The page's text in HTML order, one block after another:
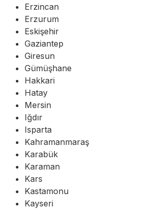
Erzincan
Erzurum
Eskişehir
Gaziantep
Giresun
Gümüşhane
Hakkari
Hatay
Mersin
Iğdır
Isparta
Kahramanmaraş
Karabük
Karaman
Kars
Kastamonu
Kayseri